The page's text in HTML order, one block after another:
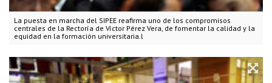
La puesta en marcha del SIPEE reafirma uno de los compromisos
centrales de la Rectoría de Víctor Pérez Vera, de fomentar la calidad y la
equidad en la formación universitaria.l